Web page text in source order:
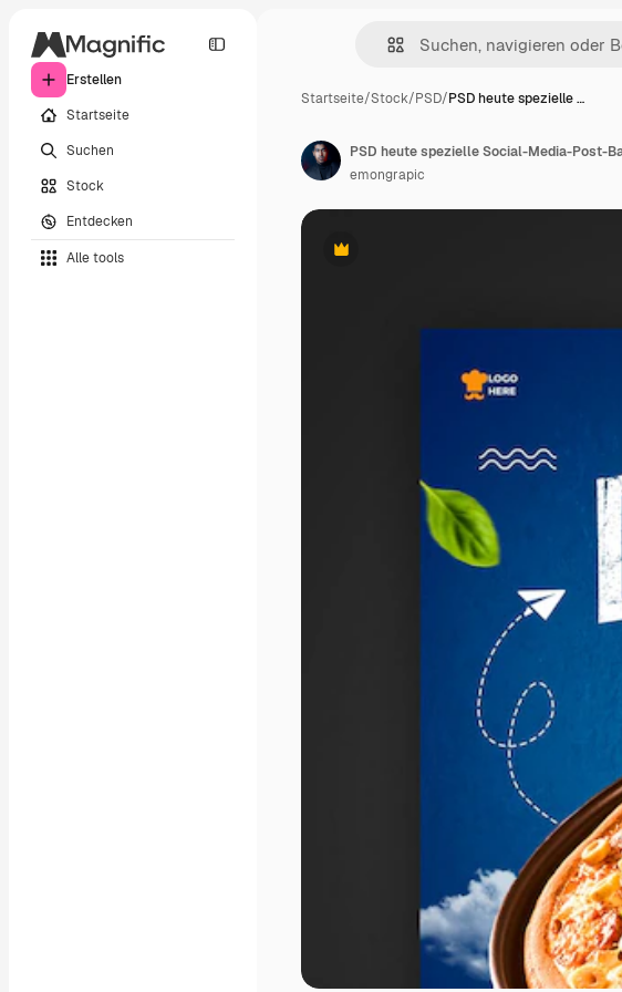
Erstellen
Startseite
Suchen
Stock
Entdecken
Alle tools
Startseite/Stock/PSD/PSD heute spezielle …
Premium
PSD heute spezielle Social-Media-Post-
emongrapic